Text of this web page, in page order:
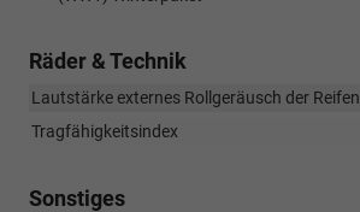
Räder & Technik
Lautstärke externes Rollgeräusch der Reifen
Tragfähigkeitsindex
Sonstiges